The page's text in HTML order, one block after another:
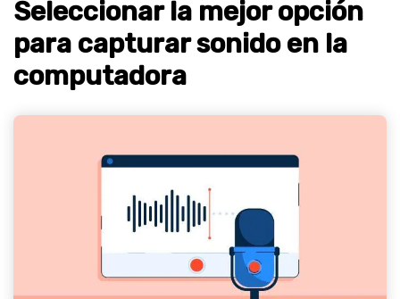
Seleccionar la mejor opción
para capturar sonido en la
computadora